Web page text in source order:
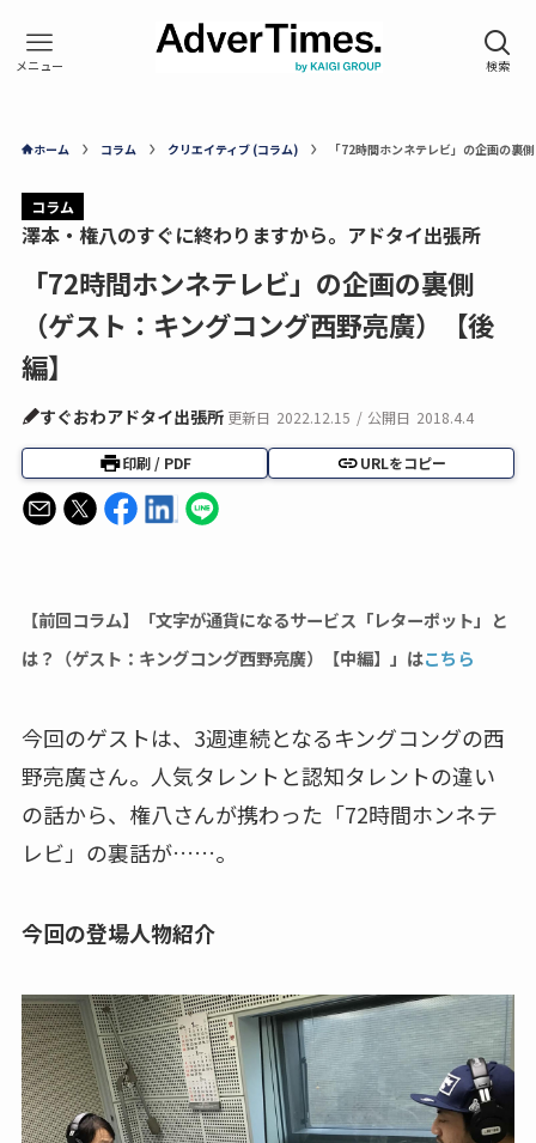
ホーム コラム クリエイティブ (コラム) 「72時間ホンネテレビ」の企画の裏
コラム
澤本・権八のすぐに終わりますから。アドタイ出張所
「72時間ホンネテレビ」の企画の裏側
（ゲスト：キングコング西野亮廣）【後
編】
すぐおわアドタイ出張所 更新日 2022.12.15 / 公開日 2018.4.4
印刷 / PDF URLをコピー
【前回コラム】「文字が通貨になるサービス「レターポット」と
は？（ゲスト：キングコング西野亮廣）【中編】」はこちら
今回のゲストは、3週連続となるキングコングの西
野亮廣さん。人気タレントと認知タレントの違い
の話から、権八さんが携わった「72時間ホンネテ
レビ」の裏話が……。
今回の登場人物紹介